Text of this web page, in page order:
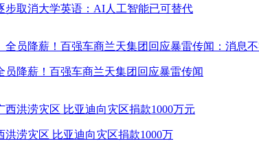
步取消大学英语：AI人工智能已可替代
员降薪！百强车商兰天集团回应暴雷传闻
洪涝灾区 比亚迪向灾区捐款1000万